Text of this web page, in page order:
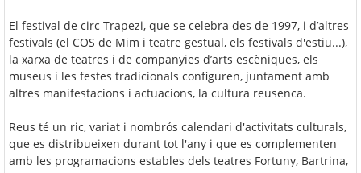
El festival de circ Trapezi, que se celebra des de 1997, i d’altres
festivals (el COS de Mim i teatre gestual, els festivals d'estiu...),
la xarxa de teatres i de companyies d’arts escèniques, els
museus i les festes tradicionals configuren, juntament amb
altres manifestacions i actuacions, la cultura reusenca.
Reus té un ric, variat i nombrós calendari d'activitats culturals,
que es distribueixen durant tot l'any i que es complementen
amb les programacions estables dels teatres Fortuny, Bartrina,